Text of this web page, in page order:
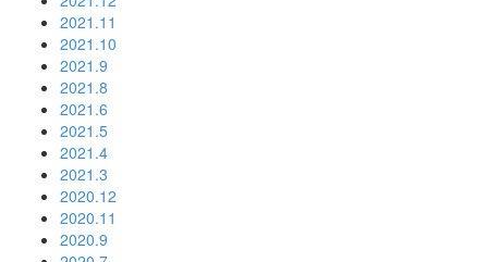
2021.11
2021.10
2021.9
2021.8
2021.6
2021.5
2021.4
2021.3
2020.12
2020.11
2020.9